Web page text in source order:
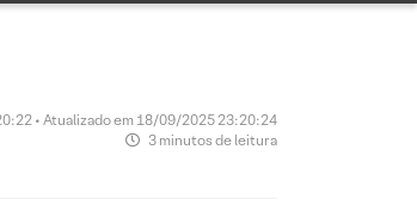
• Atualizado em 18/09/2025 23:20:24
3 minutos de leitura